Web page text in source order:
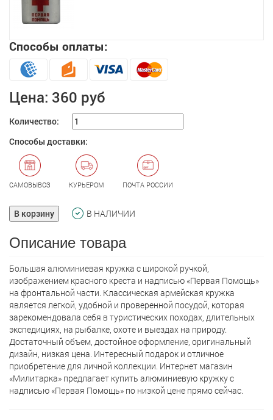
Способы оплаты:
Цена: 360 руб
Количество:
Способы доставки:
САМОВЫВОЗ КУРЬЕРОМ ПОЧТА РОССИИ
В корзину В НАЛИЧИИ
Описание товара
Большая алюминиевая кружка с широкой ручкой,
изображением красного креста и надписью «Первая Помощь»
на фронтальной части. Классическая армейская кружка
является легкой, удобной и проверенной посудой, которая
зарекомендовала себя в туристических походах, длительных
экспедициях, на рыбалке, охоте и выездах на природу.
Достаточный объем, достойное оформление, оригинальный
дизайн, низкая цена. Интересный подарок и отличное
приобретение для личной коллекции. Интернет магазин
«Милитарка» предлагает кyпить алюминиевую кружку с
надписью «Первая Помощь» по низкой цене прямо сейчас.